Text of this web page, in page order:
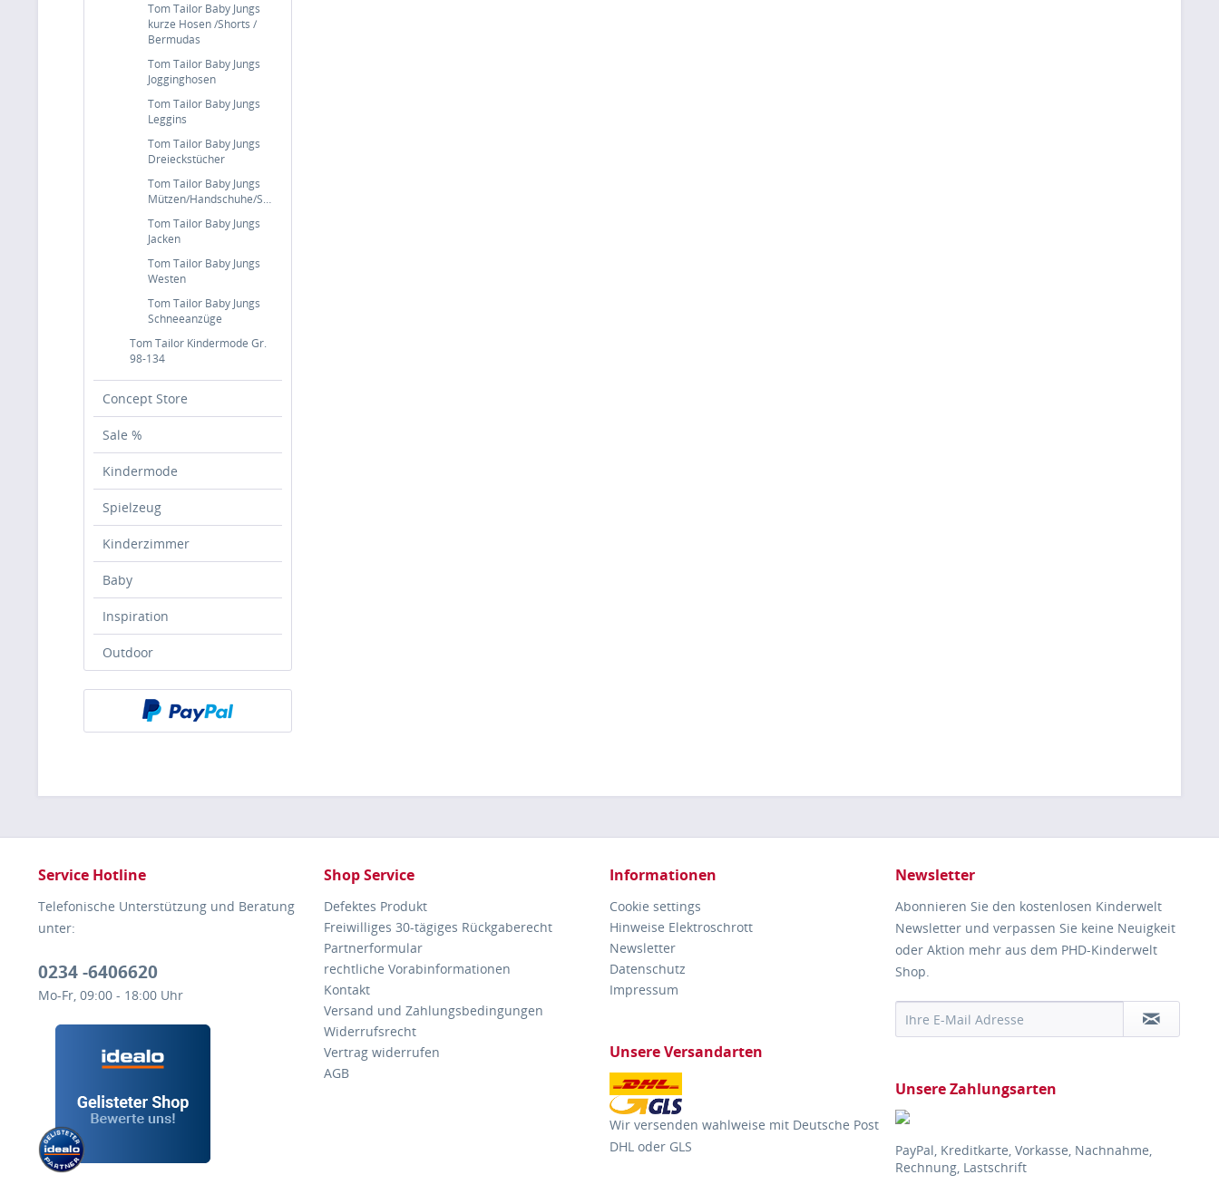
Tom Tailor Baby Jungs
kurze Hosen /Shorts /
Bermudas
Tom Tailor Baby Jungs
Jogginghosen
Tom Tailor Baby Jungs
Leggins
Tom Tailor Baby Jungs
Dreieckstücher
Tom Tailor Baby Jungs
Mützen/Handschuhe/Schals
Tom Tailor Baby Jungs
Jacken
Tom Tailor Baby Jungs
Westen
Tom Tailor Baby Jungs
Schneeanzüge
Tom Tailor Kindermode Gr.
98-134
Concept Store
Sale %
Kindermode
Spielzeug
Kinderzimmer
Baby
Inspiration
Outdoor
Service Hotline
Telefonische Unterstützung und Beratung
unter:
0234 -6406620
Mo-Fr, 09:00 - 18:00 Uhr
Shop Service
Defektes Produkt
Freiwilliges 30-tägiges Rückgaberecht
Partnerformular
rechtliche Vorabinformationen
Kontakt
Versand und Zahlungsbedingungen
Widerrufsrecht
Vertrag widerrufen
AGB
Informationen
Cookie settings
Hinweise Elektroschrott
Newsletter
Datenschutz
Impressum
Unsere Versandarten
Wir versenden wahlweise mit Deutsche Post
DHL oder GLS
Newsletter
Abonnieren Sie den kostenlosen Kinderwelt
Newsletter und verpassen Sie keine Neuigkeit
oder Aktion mehr aus dem PHD-Kinderwelt
Shop.
Unsere Zahlungsarten
PayPal, Kreditkarte, Vorkasse, Nachnahme,
Rechnung, Lastschrift